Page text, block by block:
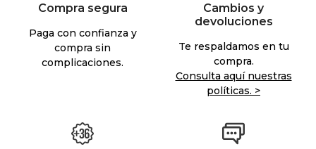
Compra segura
Paga con confianza y
compra sin
complicaciones.
Cambios y
devoluciones
Te respaldamos en tu
compra.
Consulta aquí nuestras
políticas. >